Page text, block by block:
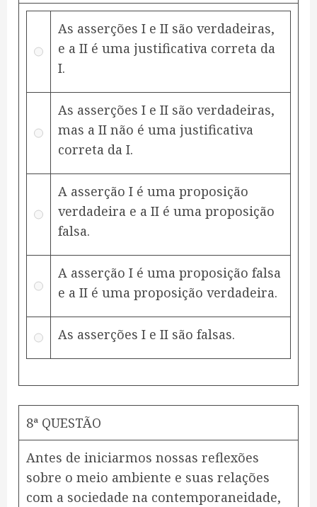
As asserções I e II são verdadeiras,
e a II é uma justificativa correta da
I.
As asserções I e II são verdadeiras,
mas a II não é uma justificativa
correta da I.
A asserção I é uma proposição
verdadeira e a II é uma proposição
falsa.
A asserção I é uma proposição falsa
e a II é uma proposição verdadeira.
As asserções I e II são falsas.
8ª QUESTÃO
Antes de iniciarmos nossas reflexões
sobre o meio ambiente e suas relações
com a sociedade na contemporaneidade,